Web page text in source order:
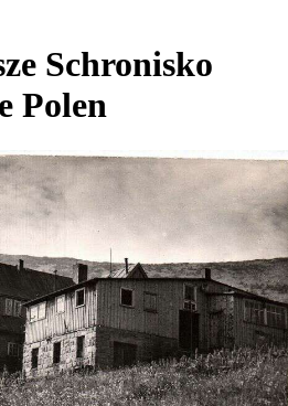
Schronisko
Polen